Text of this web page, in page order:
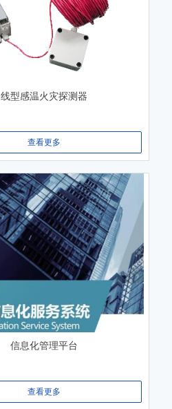
线型感温火灾探测器
查看更多
信息化管理平台
查看更多